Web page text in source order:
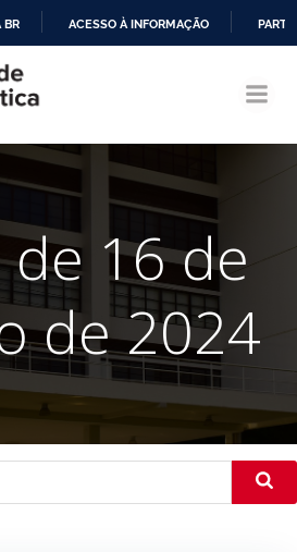
CONTEÚDO
BR ACESSO À INFORMAÇÃO
de 16 de
de 2024